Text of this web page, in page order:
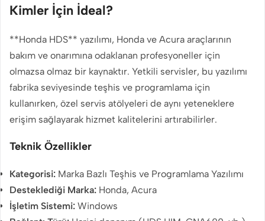
Kimler İçin İdeal?
**Honda HDS** yazılımı, Honda ve Acura araçlarının
bakım ve onarımına odaklanan profesyoneller için
olmazsa olmaz bir kaynaktır. Yetkili servisler, bu yazılımı
fabrika seviyesinde teşhis ve programlama için
kullanırken, özel servis atölyeleri de aynı yeteneklere
erişim sağlayarak hizmet kalitelerini artırabilirler.
Teknik Özellikler
Kategorisi: Marka Bazlı Teşhis ve Programlama Yazılımı
Desteklediği Marka: Honda, Acura
İşletim Sistemi: Windows